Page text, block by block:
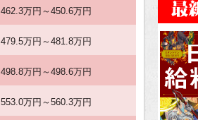
462.3万円～450.6万円
479.5万円～481.8万円
498.8万円～498.6万円
553.0万円～560.3万円